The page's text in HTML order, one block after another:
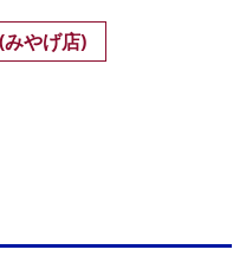
やげ店)